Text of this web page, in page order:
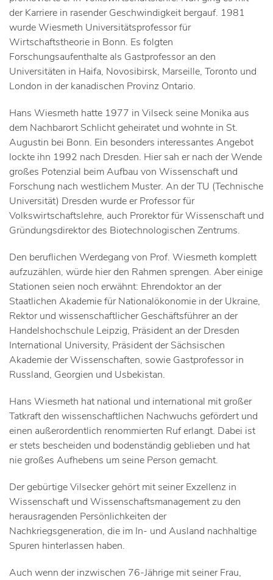
der Karriere in rasender Geschwindigkeit bergauf. 1981
wurde Wiesmeth Universitätsprofessor für
Wirtschaftstheorie in Bonn. Es folgten
Forschungsaufenthalte als Gastprofessor an den
Universitäten in Haifa, Novosibirsk, Marseille, Toronto und
London in der kanadischen Provinz Ontario.
Hans Wiesmeth hatte 1977 in Vilseck seine Monika aus
dem Nachbarort Schlicht geheiratet und wohnte in St.
Augustin bei Bonn. Ein besonders interessantes Angebot
lockte ihn 1992 nach Dresden. Hier sah er nach der Wende
großes Potenzial beim Aufbau von Wissenschaft und
Forschung nach westlichem Muster. An der TU (Technische
Universität) Dresden wurde er Professor für
Volkswirtschaftslehre, auch Prorektor für Wissenschaft und
Gründungsdirektor des Biotechnologischen Zentrums.
Den beruflichen Werdegang von Prof. Wiesmeth komplett
aufzuzählen, würde hier den Rahmen sprengen. Aber einige
Stationen seien noch erwähnt: Ehrendoktor an der
Staatlichen Akademie für Nationalökonomie in der Ukraine,
Rektor und wissenschaftlicher Geschäftsführer an der
Handelshochschule Leipzig, Präsident an der Dresden
International University, Präsident der Sächsischen
Akademie der Wissenschaften, sowie Gastprofessor in
Russland, Georgien und Usbekistan.
Hans Wiesmeth hat national und international mit großer
Tatkraft den wissenschaftlichen Nachwuchs gefördert und
einen außerordentlich renommierten Ruf erlangt. Dabei ist
er stets bescheiden und bodenständig geblieben und hat
nie großes Aufhebens um seine Person gemacht.
Der gebürtige Vilsecker gehört mit seiner Exzellenz in
Wissenschaft und Wissenschaftsmanagement zu den
herausragenden Persönlichkeiten der
Nachkriegsgeneration, die im In- und Ausland nachhaltige
Spuren hinterlassen haben.
Auch wenn der inzwischen 76-Jährige mit seiner Frau,